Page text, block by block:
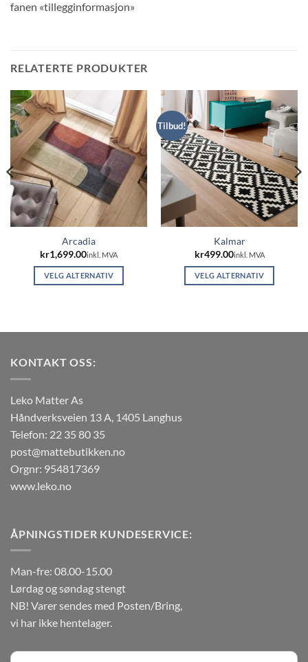
fanen «tillegginformasjon»
RELATERTE PRODUKTER
Arcadia
kr1,699.00inkl. MVA
VELG ALTERNATIV
flere
Alternativene
på
produktsiden
Tilbud!
Kalmar
kr499.00inkl. MVA
VELG ALTERNATIV
flere
KONTAKT OSS:
Leko Matter As
Håndverksveien 13 A, 1405 Langhus
Telefon: 22 35 80 35
post@mattebutikken.no
Orgnr: 954817369
www.leko.no
ÅPNINGSTIDER KUNDESERVICE:
Man-fre: 08.00-15.00
Lørdag og søndag stengt
NB! Varer sendes med Posten/Bring,
vi har ikke hentelager.